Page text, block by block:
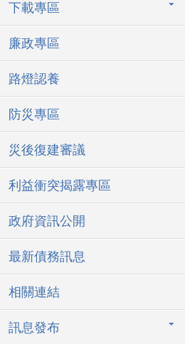
下載專區
廉政專區
路燈認養
防災專區
災後復建審議
利益衝突揭露專區
政府資訊公開
最新債務訊息
相關連結
訊息發布